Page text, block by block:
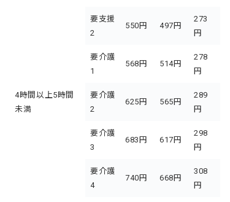
4時間以上5時間
未満
要支援
2
550円 497円
273
円
要介護
1
568円 514円
278
円
要介護
2
625円 565円
289
円
要介護
3
683円 617円
298
円
要介護
4
740円 668円
308
円